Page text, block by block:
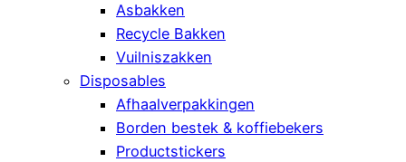
Asbakken
Recycle Bakken
Vuilniszakken
Disposables
Afhaalverpakkingen
Borden bestek & koffiebekers
Productstickers